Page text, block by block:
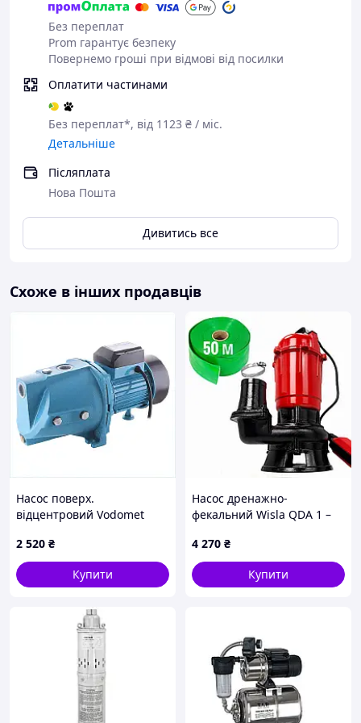
Неймовірна дистанція:
Горизонтальний напір в
метрівдає повну свободу під
час планування приміщень.
Потужний подрібнювач:
Сталеві ножі миттєво
перемелюють відходи,
під час використання труб
малого діаметра.
Мідний мотор:100% мідна
обмотка забезпечує
Загалом:Це безкомпромісне
рішення для приватних будинків,
кафе та офісів із високою
інтенсивністю використання
сантехніки.
Без переплат
Prom гарантує безпеку
Повернемо гроші при відмові від посилки
Оплатити частинами
Без переплат*, від 1123 ₴ / міс.
Детальніше
Післяплата
Нова Пошта
Дивитись все
Схоже в інших продавців
Насос поверх.
відцентровий Vodomet
(VO0019), 5T0B62625
2 520 ₴
Купити
Насос дренажно-
фекальний Wisla QDA 1 –
поплавком+50 м шланг з
хомутом
4 270 ₴
Купити